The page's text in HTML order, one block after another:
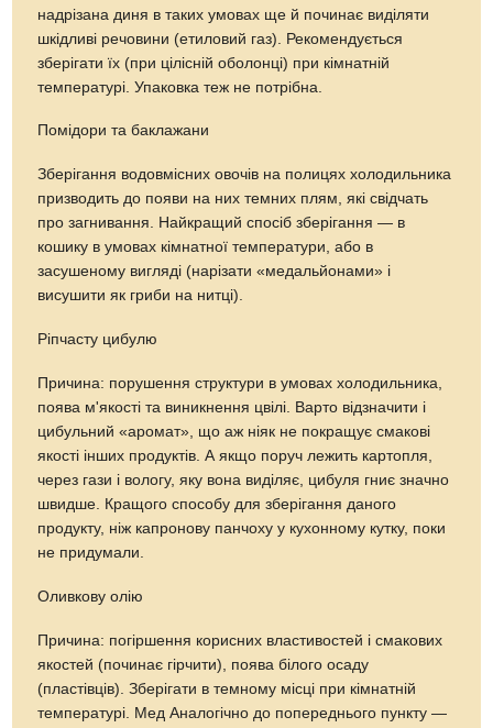
надрізана диня в таких умовах ще й починає виділяти
шкідливі речовини (етиловий газ). Рекомендується
зберігати їх (при цілісній оболонці) при кімнатній
температурі. Упаковка теж не потрібна.
Помідори та баклажани
Зберігання водовмісних овочів на полицях холодильника
призводить до появи на них темних плям, які свідчать
про загнивання. Найкращий спосіб зберігання — в
кошику в умовах кімнатної температури, або в
засушеному вигляді (нарізати «медальйонами» і
висушити як гриби на нитці).
Ріпчасту цибулю
Причина: порушення структури в умовах холодильника,
поява м'якості та виникнення цвілі. Варто відзначити і
цибульний «аромат», що аж ніяк не покращує смакові
якості інших продуктів. А якщо поруч лежить картопля,
через гази і вологу, яку вона виділяє, цибуля гниє значно
швидше. Кращого способу для зберігання даного
продукту, ніж капронову панчоху у кухонному кутку, поки
не придумали.
Оливкову олію
Причина: погіршення корисних властивостей і смакових
якостей (починає гірчити), поява білого осаду
(пластівців). Зберігати в темному місці при кімнатній
температурі. Мед Аналогічно до попереднього пункту —